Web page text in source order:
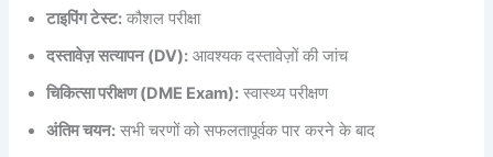
टाइपिंग टेस्ट: कौशल परीक्षा
दस्तावेज़ सत्यापन (DV): आवश्यक दस्तावेज़ों की जांच
चिकित्सा परीक्षण (DME Exam): स्वास्थ्य परीक्षण
अंतिम चयन: सभी चरणों को सफलतापूर्वक पार करने के बाद